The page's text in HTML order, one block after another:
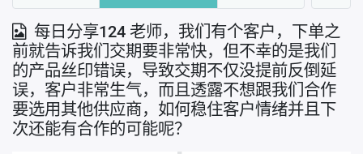
每日分享124 老师，我们有个客户，下单之
前就告诉我们交期要非常快，但不幸的是我们
的产品丝印错误，导致交期不仅没提前反倒延
误，客户非常生气，而且透露不想跟我们合作
要选用其他供应商，如何稳住客户情绪并且下
次还能有合作的可能呢？